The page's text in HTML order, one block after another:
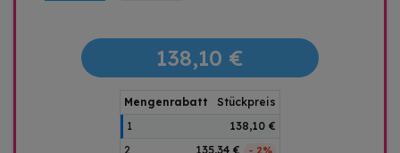
138,10 €
Mengenrabatt
Stückpreis
1
138,10 €
2
135,34 € - 2%